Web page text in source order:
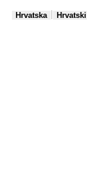
Hrvatska Hrvatski